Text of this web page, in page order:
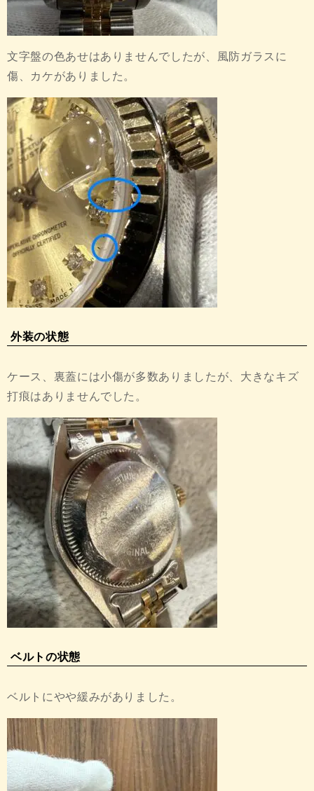
文字盤の色あせはありませんでしたが、風防ガラスに
傷、カケがありました。
外装の状態
ケース、裏蓋には小傷が多数ありましたが、大きなキズ
打痕はありませんでした。
ベルトの状態
ベルトにやや緩みがありました。